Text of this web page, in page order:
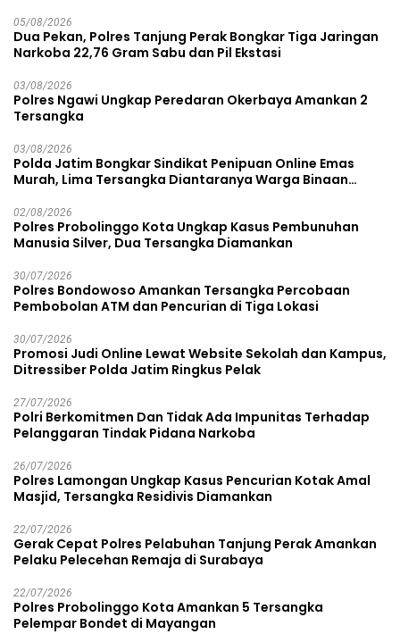
05/08/2026
Dua Pekan, Polres Tanjung Perak Bongkar Tiga Jaringan
Narkoba 22,76 Gram Sabu dan Pil Ekstasi
03/08/2026
Polres Ngawi Ungkap Peredaran Okerbaya Amankan 2
Tersangka
03/08/2026
Polda Jatim Bongkar Sindikat Penipuan Online Emas
Murah, Lima Tersangka Diantaranya Warga Binaan
02/08/2026
Polres Probolinggo Kota Ungkap Kasus Pembunuhan
Manusia Silver, Dua Tersangka Diamankan
30/07/2026
Polres Bondowoso Amankan Tersangka Percobaan
Pembobolan ATM dan Pencurian di Tiga Lokasi
30/07/2026
Promosi Judi Online Lewat Website Sekolah dan Kampus,
Ditressiber Polda Jatim Ringkus Pelak
27/07/2026
Polri Berkomitmen Dan Tidak Ada Impunitas Terhadap
Pelanggaran Tindak Pidana Narkoba
26/07/2026
Polres Lamongan Ungkap Kasus Pencurian Kotak Amal
Masjid, Tersangka Residivis Diamankan
22/07/2026
Gerak Cepat Polres Pelabuhan Tanjung Perak Amankan
Pelaku Pelecehan Remaja di Surabaya
22/07/2026
Polres Probolinggo Kota Amankan 5 Tersangka
Pelempar Bondet di Mayangan